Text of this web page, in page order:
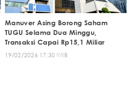
Manuver Asing Borong Saham
TUGU Selama Dua Minggu,
Transaksi Capai Rp15,1 Miliar
19/02/2026 17:30 WIB